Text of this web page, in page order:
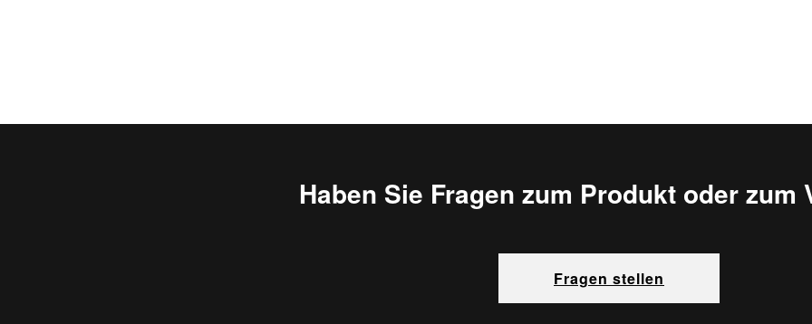
Haben Sie Fragen zum Produkt oder zum
Fragen stellen